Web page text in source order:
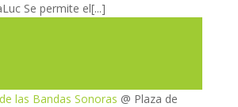
Se permite el[...]
las Bandas Sonoras @ Plaza de